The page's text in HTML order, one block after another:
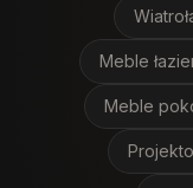
Meble
Meble